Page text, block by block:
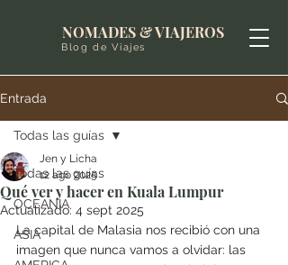
NOMADES & VIAJEROS
Blog de Viajes
Entrada
Todas las guías
OCEANIA
ASIA
Todas las guías
Qué ver y hacer en Kuala Lumpur
Jen y Licha
12 ago 2025
Actualizado: 4 sept 2025
La capital de Malasia nos recibió con una
imagen que nunca vamos a olvidar: las